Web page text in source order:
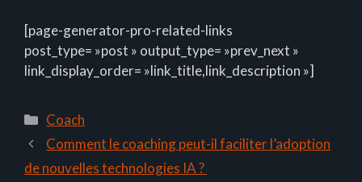
[page-generator-pro-related-links
post_type= »post » output_type= »prev_next »
link_display_order= »link_title,link_description »]
Catégories
Coach
Comment le coaching peut-il faciliter l’adoption
de nouvelles technologies IA ?